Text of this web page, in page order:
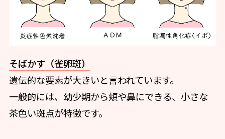
そばかす（雀卵斑）
遺伝的な要素が大きいと言われています。
一般的には、幼少期から頬や鼻にできる、小さな
茶色い斑点が特徴です。